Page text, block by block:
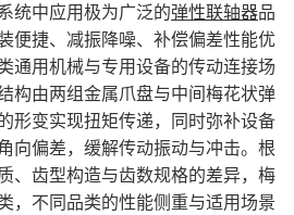
统中应用极为广泛的弹性联轴器品
便捷、减振降噪、补偿偏差性能优
通用机械与专用设备的传动连接场
构由两组金属爪盘与中间梅花状弹
形变实现扭矩传递，同时弥补设备
向偏差，缓解传动振动与冲击。根
、齿型构造与齿数规格的差异，梅
，不同品类的性能侧重与适用场景